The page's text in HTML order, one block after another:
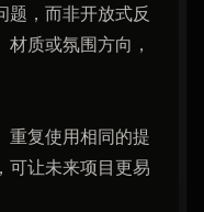
题，而非开放式反
质或氛围方向，
重复使用相同的提
可让未来项目更易